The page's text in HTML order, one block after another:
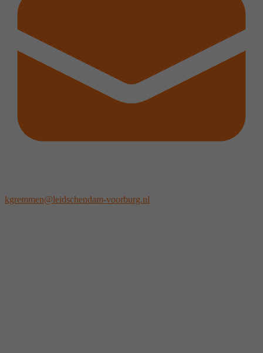
kgremmen@leidschendam-voorburg.nl